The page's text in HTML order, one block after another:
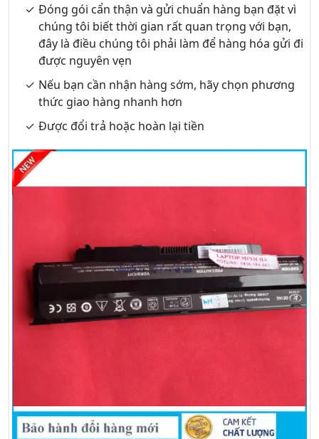
Đóng gói cẩn thận và gửi chuẩn hàng bạn đặt vì
chúng tôi biết thời gian rất quan trọng với bạn,
đây là điều chúng tôi phải làm để hàng hóa gửi đi
được nguyên vẹn
Nếu bạn cần nhận hàng sớm, hãy chọn phương
thức giao hàng nhanh hơn
Được đổi trả hoặc hoàn lại tiền